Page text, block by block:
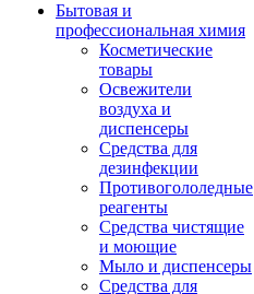
Бытовая и
профессиональная химия
Косметические
товары
Освежители
воздуха и
диспенсеры
Средства для
дезинфекции
Противогололедные
реагенты
Средства чистящие
и моющие
Мыло и диспенсеры
Средства для